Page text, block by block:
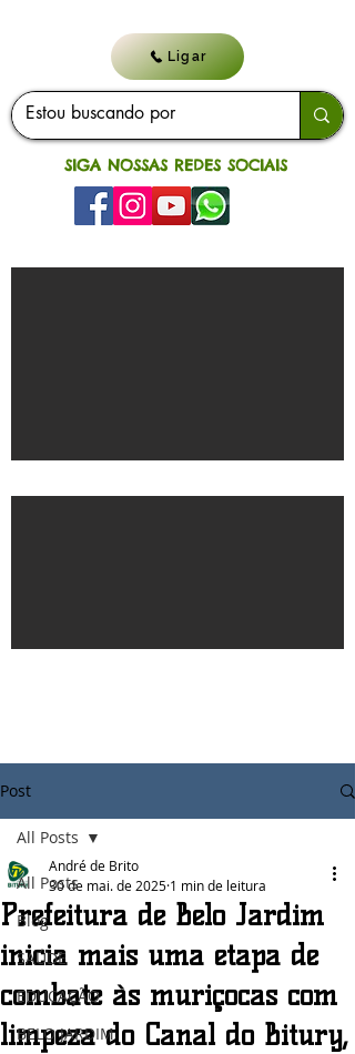
Ligar
SIGA NOSSAS REDES SOCIAIS
Post
All Posts
Blog
SAÚDE
EDUCAÇÃO
BELO JARDIM
All Posts
Prefeitura de Belo Jardim
inicia mais uma etapa de
combate às muriçocas com
limpeza do Canal do Bitury,
André de Brito
30 de mai. de 2025 1 min de leitura